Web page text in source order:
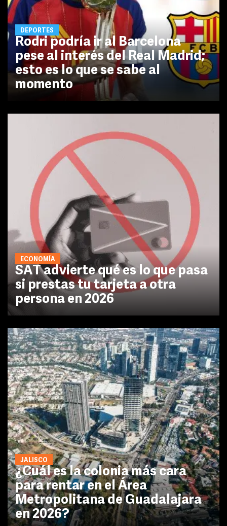
DEPORTES
Rodri podría ir al Barcelona
pese al interés del Real Madrid;
esto es lo que se sabe al
momento
ECONOMÍA
SAT advierte qué es lo que pasa
si prestas tu tarjeta a otra
persona en 2026
JALISCO
¿Cuál es la colonia más cara
para rentar en el Área
Metropolitana de Guadalajara
en 2026?